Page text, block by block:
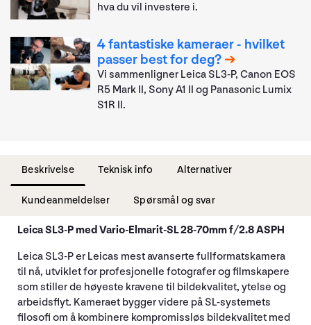
hva du vil investere i.
4 fantastiske kameraer - hvilket
passer best for deg?
Vi sammenligner Leica SL3-P, Canon EOS
R5 Mark II, Sony A1 II og Panasonic Lumix
S1R II.
Beskrivelse Teknisk info Alternativer
Kundeanmeldelser Spørsmål og svar
Leica SL3-P medVario-Elmarit-SL 28-70mm f/2.8 ASPH
Leica SL3-P er Leicas mest avanserte fullformatskamera
til nå, utviklet for profesjonelle fotografer og filmskapere
som stiller de høyeste kravene til bildekvalitet, ytelse og
arbeidsflyt. Kameraet bygger videre på SL-systemets
filosofi om å kombinere kompromissløs bildekvalitet med